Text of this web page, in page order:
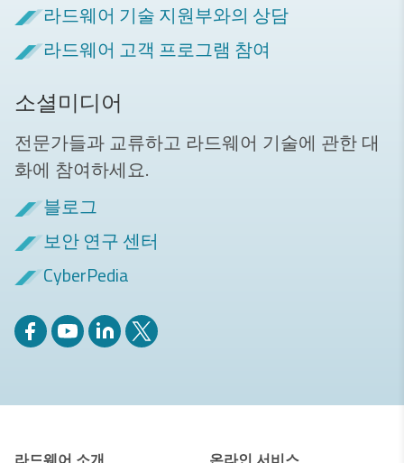
라드웨어 기술 지원부와의 상담
라드웨어 고객 프로그램 참여
소셜미디어
전문가들과 교류하고 라드웨어 기술에 관한 대
화에 참여하세요.
블로그
보안 연구 센터
CyberPedia